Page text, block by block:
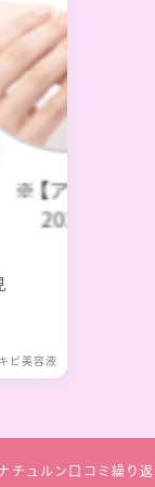
ビ美容液
チュルン口コミ繰り